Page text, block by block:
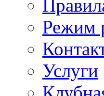
Режим
Услуги